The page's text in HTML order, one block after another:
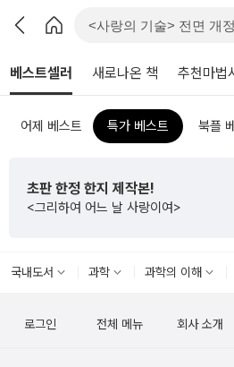
베스트셀러 새로나온 책 추천마법
어제 베스트 특가 베스트 북플
초판 한정 한지 제작본!
<그리하여 어느 날 사랑이여>
국내도서 과학 과학의 이해
로그인 전체 메뉴 회사 소개